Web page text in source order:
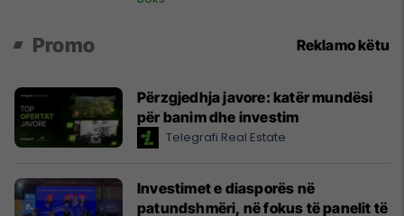
Promo Reklamo këtu
Përzgjedhja javore: katër mundësi
për banim dhe investim
Telegrafi Real Estate
Investimet e diasporës në
patundshmëri, në fokus të panelit të